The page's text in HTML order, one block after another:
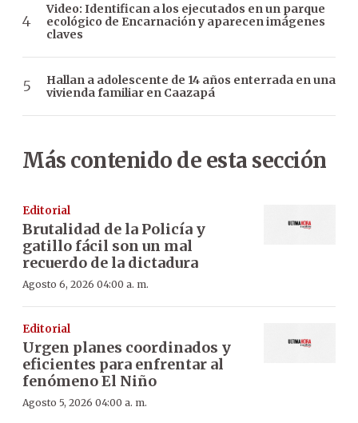
Video: Identifican a los ejecutados en un parque
ecológico de Encarnación y aparecen imágenes
claves
Hallan a adolescente de 14 años enterrada en una
vivienda familiar en Caazapá
Más contenido de esta sección
Editorial
Brutalidad de la Policía y
gatillo fácil son un mal
recuerdo de la dictadura
Agosto 6, 2026 04:00 a. m.
Editorial
Urgen planes coordinados y
eficientes para enfrentar al
fenómeno El Niño
Agosto 5, 2026 04:00 a. m.